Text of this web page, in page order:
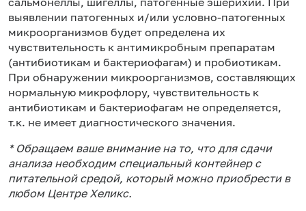
выявлении патогенных и/или условно-патогенных
микроорганизмов будет определена их
чувствительность к антимикробным препаратам
(антибиотикам и бактериофагам) и пробиотикам.
При обнаружении микроорганизмов, составляющих
нормальную микрофлору, чувствительность к
антибиотикам и бактериофагам не определяется,
т.к. не имеет диагностического значения.
* Обращаем ваше внимание на то, что для сдачи
анализа необходим специальный контейнер с
питательной средой, который можно приобрести в
любом Центре Хеликс.